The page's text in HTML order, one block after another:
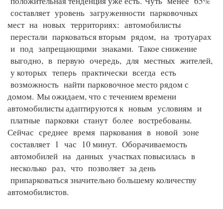
составляет уровень загруженности парковочных
мест на новых территориях: автомобилисты
перестали парковаться вторым рядом, на тротуарах
и под запрещающими знаками. Такое снижение
выгодно, в первую очередь, для местных жителей,
у которых теперь практически всегда есть
возможность найти парковочное место рядом с
домом. Мы ожидаем, что с течением времени
автомобилисты адаптируются к новым условиям и
платные парковки станут более востребованы.
Сейчас среднее время паркования в новой зоне
составляет 1 час 10 минут. Оборачиваемость
автомобилей на данных участках повысилась в
несколько раз, что позволяет за день
припарковаться значительно большему количеству
автомобилистов.